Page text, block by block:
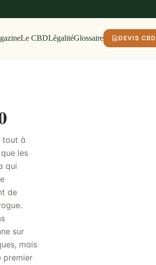
Le CBDLégalitéGlossaire DEVIS
tout à
les
qui
de
sur
mais
premier